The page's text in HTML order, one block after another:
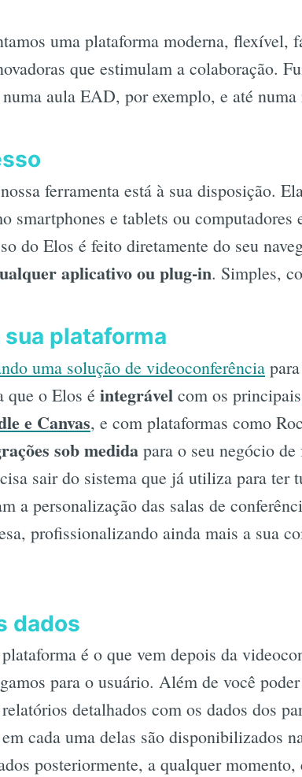
uma plataforma moderna, flexível,
que estimulam a colaboração.
aula EAD, por exemplo, e até
ferramenta está à sua disposição.
smartphones e tablets ou computadores
do Elos é feito diretamente do seu
aplicativo ou plug-in. Simples,
plataforma
uma solução de videoconferência
que o Elos é integrável com os principais
e Canvas, e com plataformas como
sob medida para o seu negócio
sair do sistema que já utiliza para ter
a personalização das salas de
profissionalizando ainda mais a sua
dados
é o que vem depois da
para o usuário. Além de você
detalhados com os dados dos
cada uma delas são disponibilizados
posteriormente, a qualquer momento,